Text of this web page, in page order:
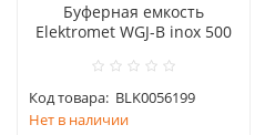
Буферная емкость
Elektromet WGJ-B inox 500
Код товара: BLK0056199
Нет в наличии